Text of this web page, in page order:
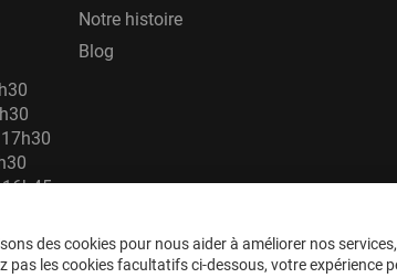
Notre histoire
Blog
des cookies pour nous aider à améliorer nos
pas les cookies facultatifs ci-dessous, votre expérience